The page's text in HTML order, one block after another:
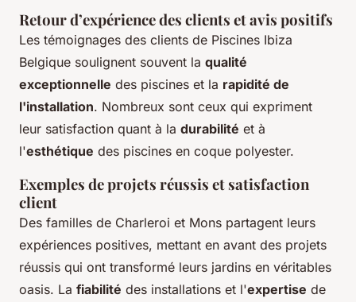
Retour d’expérience des clients et avis positifs
Les témoignages des clients de Piscines Ibiza
Belgique soulignent souvent la qualité
exceptionnelle des piscines et la rapidité de
l'installation. Nombreux sont ceux qui expriment
leur satisfaction quant à la durabilité et à
l'esthétique des piscines en coque polyester.
Exemples de projets réussis et satisfaction
client
Des familles de Charleroi et Mons partagent leurs
expériences positives, mettant en avant des projets
réussis qui ont transformé leurs jardins en véritables
oasis. La fiabilité des installations et l'expertise de